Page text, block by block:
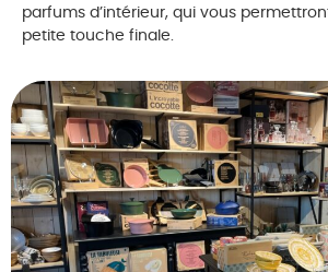
parfums d’intérieur, qui vous
petite touche finale.